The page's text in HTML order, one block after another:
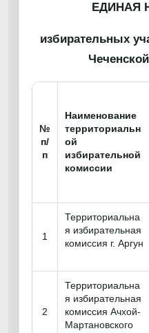
ЕДИНАЯ
избирательных
№
п/
п
Наименование
территориальн
ой
избирательной
комиссии
1
Территориальна
я избирательная
комиссия г. Аргун
2
Территориальна
я избирательная
комиссия Ачхой-
Мартановского